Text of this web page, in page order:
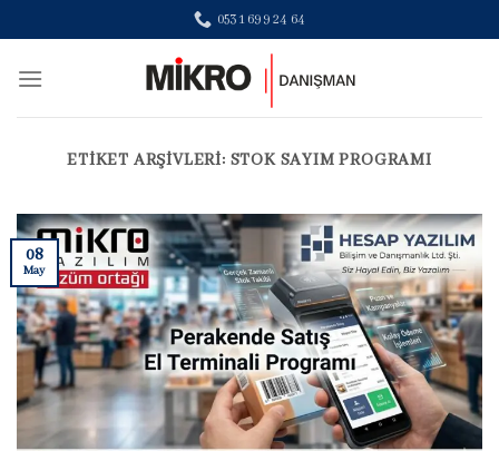
to
content
0531 699 24 64
ETIKET ARŞIVLERI: STOK SAYIM PROGRAMI
08
May